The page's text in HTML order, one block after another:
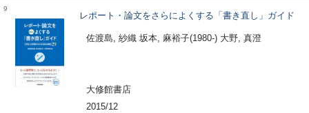
9
レポート・論文をさらによくする「書き直し」ガイド
佐渡島, 紗織 坂本, 麻裕子(1980-) 大野, 真澄
大修館書店
2015/12